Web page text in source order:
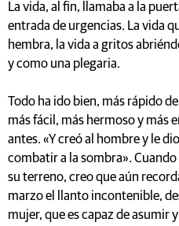
La vida, al fin, llamaba a la
entrada de urgencias. La vida
hembra, la vida a gritos
y como una plegaria.
Todo ha ido bien, más rápido
más fácil, más hermoso y más
antes. «Y creó al hombre y le
combatir a la sombra».
su terreno, creo que aún
marzo el llanto incontenible,
mujer, que es capaz de asumir